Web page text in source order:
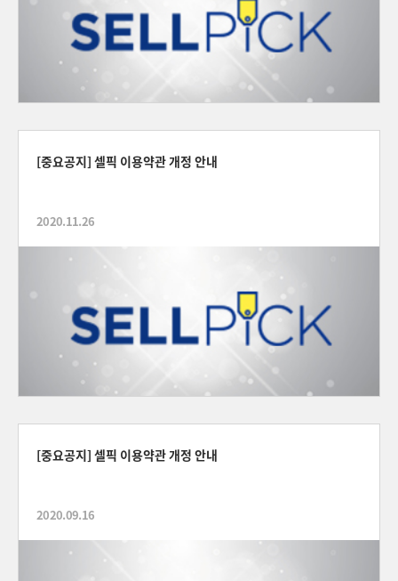
[중요공지] 셀픽 이용약관 개정 안내
2020.11.26
[중요공지] 셀픽 이용약관 개정 안내
2020.09.16